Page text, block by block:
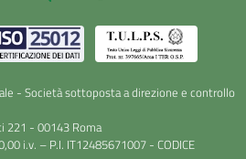
- Società sottoposta a direzione e controllo
221 - 00143 Roma
i.v. – P.I. IT12485671007 - CODICE